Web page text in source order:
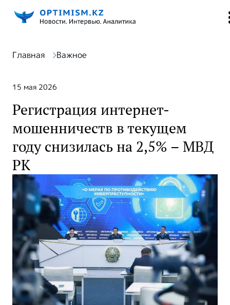
Главная Важное
15 мая 2026
Регистрация интернет-
мошенничеств в текущем
году снизилась на 2,5% – МВД
РК